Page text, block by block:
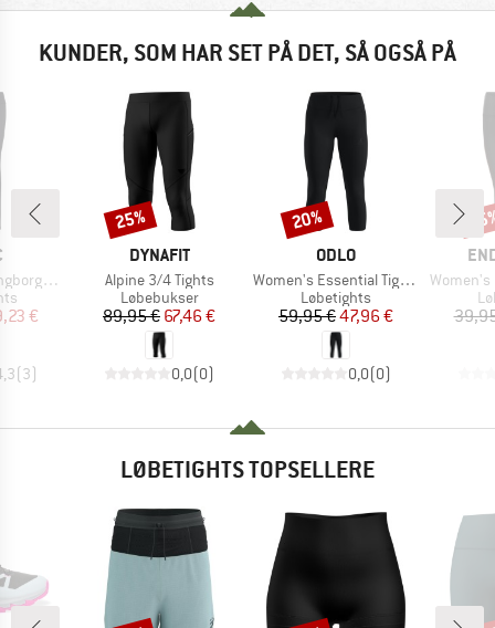
KUNDER, SOM HAR SET PÅ DET, SÅ OGSÅ PÅ
Tights
pris
€
(3)
MÆRKE
DYNAFIT
Artikel
Alpine 3/4 Tights
Produktgruppe
Løbebukser
Pris
89,95 €Nedsat pris
67,46 €
0,0(0)
Rabat
25%
MÆRKE
ODLO
Artikel
Women's Essential Tights 3/4
Produktgruppe
Løbetights
Pris
59,95 €Nedsat pris
47,96 €
0,0(0)
Rabat
20%
Artikel
Women's
LØBETIGHTS TOPSELLERE